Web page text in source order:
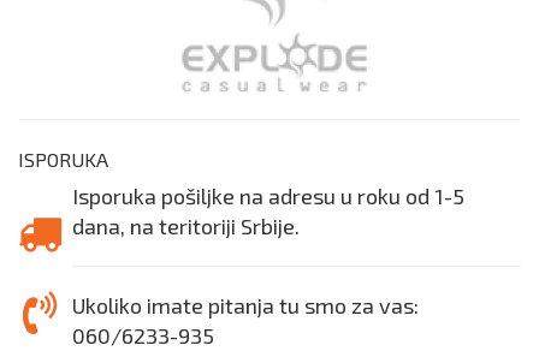
ISPORUKA
Isporuka pošiljke na adresu u roku od 1-5
dana, na teritoriji Srbije.
Ukoliko imate pitanja tu smo za vas:
060/6233-935